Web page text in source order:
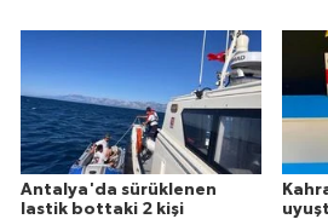
Antalya'da sürüklenen
lastik bottaki 2 kişi